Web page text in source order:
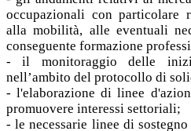
occupazionali con particolare
alla mobilità, alle eventuali
conseguente formazione
- il monitoraggio delle
nell’ambito del protocollo di
- l'elaborazione di linee
promuovere interessi settoriali;
- le necessarie linee di